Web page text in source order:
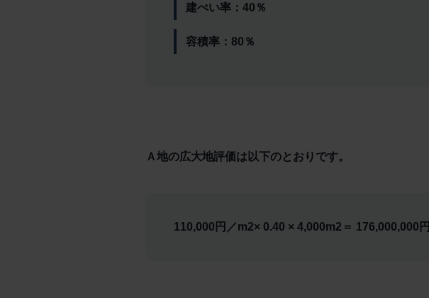
建ぺい率：40％
容積率：80％
Ａ地の広大地評価は以下のとおりです。
110,000円／m2× 0.40 × 4,000m2＝ 176,000,000円